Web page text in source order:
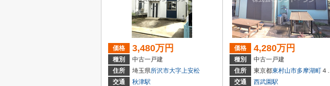
価格 3,480万円
種別
中古一戸建
住所
埼玉県所沢市大字上安松
交通
秋津駅
価格 4,280万円
種別
中古一戸建
住所
東京都東村山市多摩湖町４丁目
交通
西武園駅